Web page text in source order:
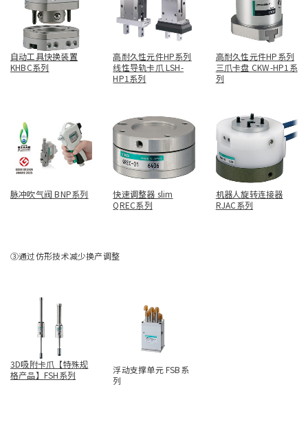
自动工具快换装置
KHBC系列
高耐久性元件HP系列
线性导轨卡爪 LSH-
HP1系列
高耐久性元件HP系列
三爪卡盘 CKW-HP1系
列
脉冲吹气阀 BNP系列
快速调整器 slim
QREC系列
机器人旋转连接器
RJAC系列
③通过仿形技术减少换产调整
3D吸附卡爪【特殊规
格产品】FSH系列
浮动支撑单元 FSB系
列